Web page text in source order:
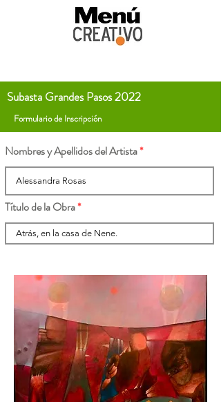
Subasta Grandes Pasos 2022
Formulario de Inscripción
Nombres y Apellidos del Artista
Título de la Obra